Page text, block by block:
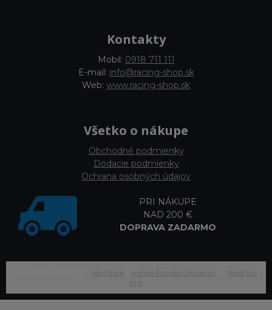
Kontakty
Mobil: 0918 711 111
E-mail: info@racing-shop.sk
Web: www.racing-shop.sk
Všetko o nákupe
Obchodné podmienky
Dodacie podmienky
Ochrana osobných údajov
PRI NÁKUPE
NAD 200 €
DOPRAVA ZADARMO
NextShop e-shop Pohoda Connector
NextCom